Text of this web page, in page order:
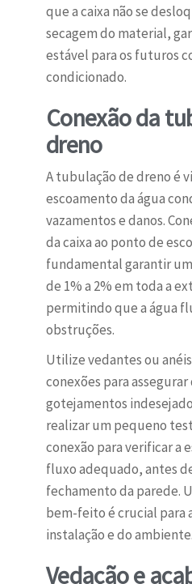
que a caixa não se
secagem do material,
estável para os futuros
condicionado.
Conexão da
dreno
A tubulação de dreno é
escoamento da água
vazamentos e danos.
da caixa ao ponto de
fundamental garantir
de 1% a 2% em toda a
permitindo que a água
obstruções.
Utilize vedantes ou
conexões para
gotejamentos
realizar um pequeno
conexão para verificar a
fluxo adequado, antes
fechamento da parede.
bem-feito é crucial para
instalação e do ambiente.
Vedação e